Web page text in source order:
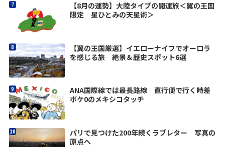
【8月の運勢】大陸タイプの開運旅＜翼の王国
限定 星ひとみの天星術＞
【翼の王国厳選】イエローナイフでオーロラ
を感じる旅 絶景＆歴史スポット6選
ANA国際線では最長路線 直行便で行く時差
ボケ0のメキシコタッチ
パリで見つけた200年続くラブレター 写真の
原点へ